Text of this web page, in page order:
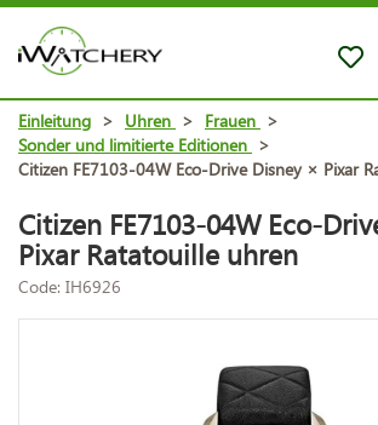
Einleitung > Uhren > Frauen >
Sonder und limitierte Editionen >
Citizen FE7103-04W Eco-Drive Disney × Pixar
Citizen FE7103-04W Eco-
Pixar Ratatouille uhren
Code: IH6926